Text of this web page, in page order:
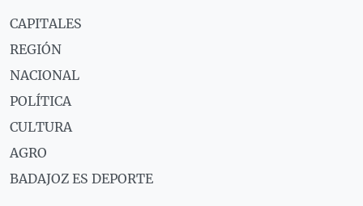
CAPITALES
REGIÓN
NACIONAL
POLÍTICA
CULTURA
AGRO
BADAJOZ ES DEPORTE